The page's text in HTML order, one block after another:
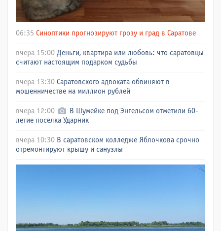
06:35 Синоптики прогнозируют грозу и град в Саратове
вчера 15:00 Деньги, квартира или любовь: что саратовцы
считают настоящим подарком судьбы
вчера 13:30 Саратовского адвоката обвиняют в
мошенничестве на миллион рублей
вчера 12:00
В Шумейке под Энгельсом отметили 60-
летие поселка Ударник
вчера 10:30 В саратовском колледже Яблочкова срочно
отремонтируют крышу и санузлы